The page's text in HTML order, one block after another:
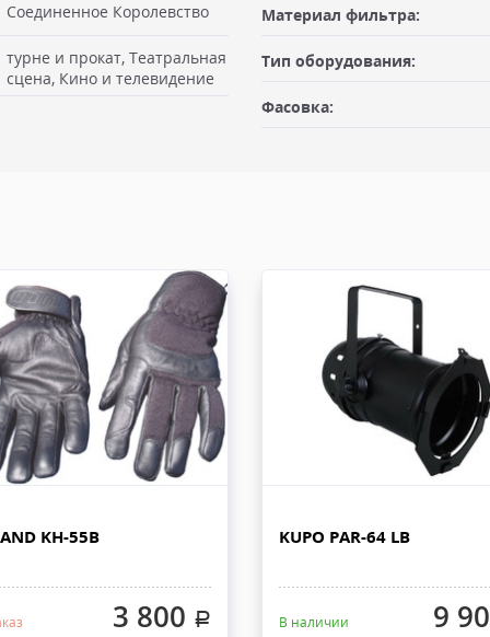
компании или курьерской
6 кг, габариты заказа не
доставки от 1000
по Москве и до 10 км от
кг, габариты не более
доставки от 1500
весом не более 30 кг и
габаритами не более
Заявку оформляет
Доставка по Москве, МО и
Отправку заказа с
рабочих дней с момента
весом не более 100 кг и
получатель. К накладной
отправляем с заказом или по
Доставка - другие ТК
дней с момента 100%
Соединенное Королевство Материал фильтра:
турне и прокат, Театральная
сцена, Кино и телевидение
Тип оборудования:
Фасовка:
KH-55B
3 800 .
KUPO PAR-64 LB
В наличии 9